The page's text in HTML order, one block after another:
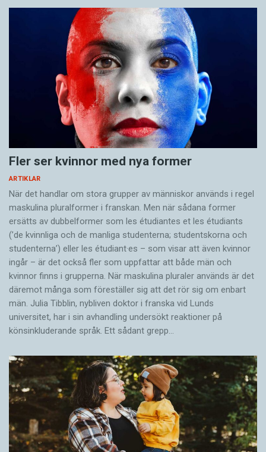
Fler ser kvinnor med nya former
ARTIKLAR
När det handlar om stora grupper av människor används i regel
maskulina pluralformer i franskan. Men när sådana ­former
ersätts av dubbel­former som les étudiantes et les étudiants
(’de kvinnliga och de manliga studenterna; studentskorna och
studenterna’) eller les étudiant·es – som visar att även kvinnor
ingår – är det också fler som uppfattar att både män och
kvinnor finns i grupperna. När maskulina pluraler används är det
där­emot många som föreställer sig att det rör sig om enbart
män. Julia Tibblin, nybliven doktor i franska vid Lunds
universitet, har i sin avhandling undersökt reaktioner på
könsinkluderande språk. Ett sådant grepp…